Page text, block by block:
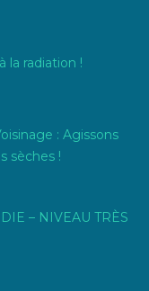
la radiation !
: Agissons
sèches !
– NIVEAU TRÈS